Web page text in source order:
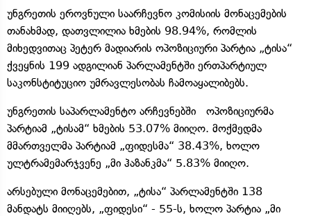
უნგრეთის ეროვნული საარჩევნო კომისიის მონაცემების
თანახმად, დათვლილია ხმების 98.94%, რომლის
მიხედვითაც პეტერ მადიარის ოპოზიციური პარტია „ტისა“
ქვეყნის 199 ადგილიან პარლამენტში ერთპარტიულ
საკონსტიტუციო უმრავლესობას ჩამოაყალიბებს.
უნგრეთის საპარლამენტო არჩევნებში ოპოზიციურმა
პარტიამ „ტისამ“ ხმების 53.07% მიიღო. მოქმედმა
მმართველმა პარტიამ „ფიდესმა“ 38.43%, ხოლო
ულტრამემარჯვენე „მი ჰაზანკმა“ 5.83% მიიღო.
არსებული მონაცემებით, „ტისა“ პარლამენტში 138
მანდატს მიიღებს, „ფიდესი“ - 55-ს, ხოლო პარტია „მი